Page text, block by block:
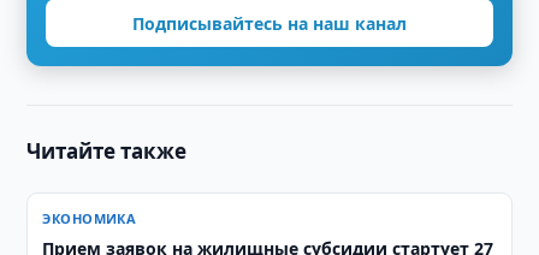
Подписывайтесь на наш канал
Читайте также
ЭКОНОМИКА
Прием заявок на жилищные субсидии стартует 27